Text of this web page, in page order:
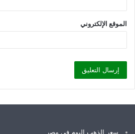
الموقع الإلكتروني
سعر الذهب اليوم في مصر